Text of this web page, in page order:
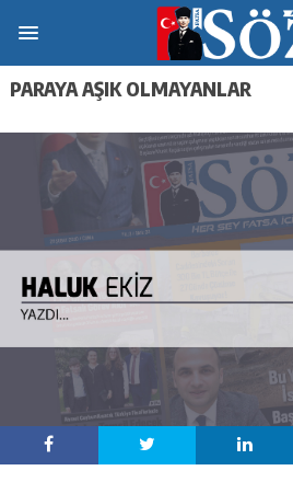
PARAYA AŞIK OLMAYANLAR